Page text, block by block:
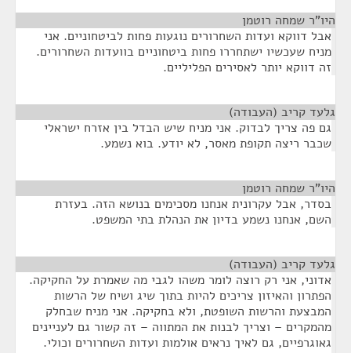
היו"ר שמחה רוטמן
אבל דווקא ועדות השחרורים נוגעות פחות לביטחוניים. אני
מניח שעכשיו ישתחררו פחות ביטחוניים בוועדות השחרורים.
זה דווקא יותר לאסירים הפליליים.
גלעד קריב (העבודה)
גם פה צריך לבדוק. אני מניח שיש הבדל בין אזרח ישראלי
שכבר ריצה תקופת מאסר, לא יודע. בוא נשמע.
היו"ר שמחה רוטמן
בסדר, אבל עקרונית אנחנו מסכימים בנושא הזה. בעזרת
השם, אנחנו נשמע בדיון את הנהלת בתי המשפט.
גלעד קריב (העבודה)
אדוני, אני רק רוצה לומר משהו לגבי מה שאמרת על החקיקה.
הפתרון והאיזון צריכים להיות בתוך שיג ושיח של הרשות
המבצעת והרשות השופטת, ולא בחקיקה. אני מניח שבחלק
מהמקרים – וצריך לבנות את המתווה – זה קשור גם לעניינים
גאוגרפיים, גם לאיך נראים אולמות ועדות השחרורים וכולי.